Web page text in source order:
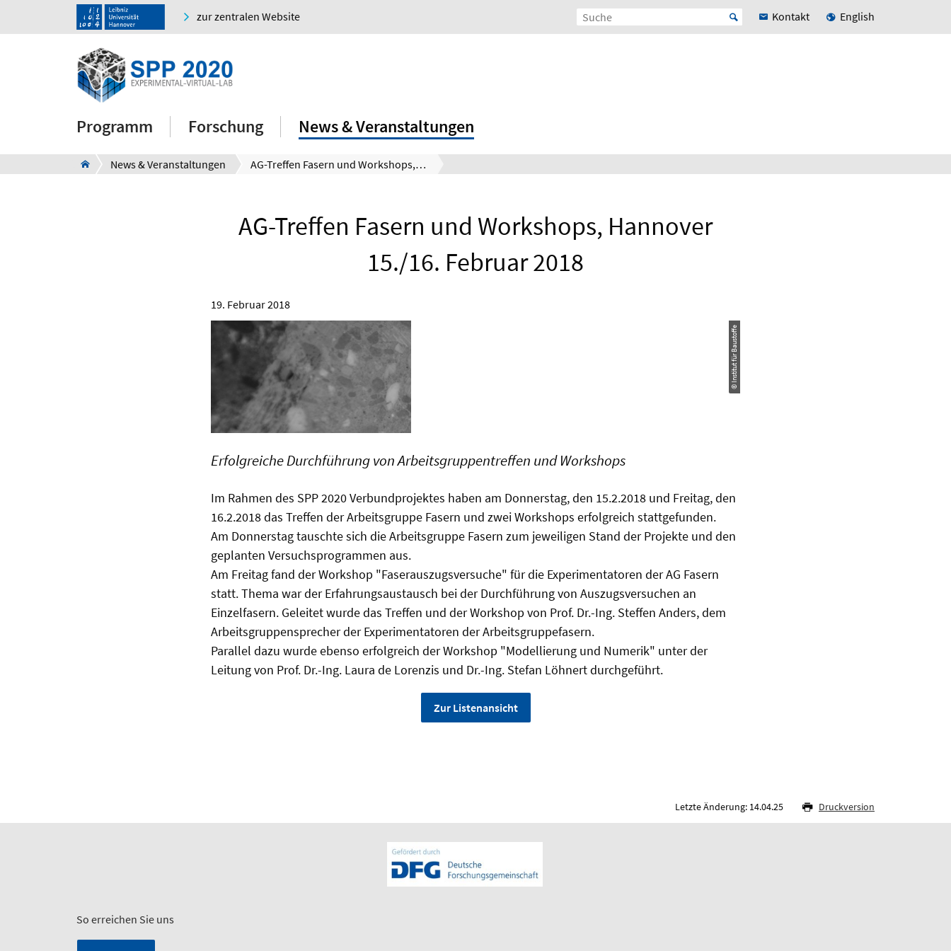
zur zentralen Website Kontakt English
Programm Forschung News & Veranstaltungen
News & Veranstaltungen AG-Treffen Fasern und Workshops, Hannover 15./16. Februar 2018
AG-Treffen Fasern und Workshops, Hannover
15./16. Februar 2018
19. Februar 2018
© Institut für Baustoffe
Erfolgreiche Durchführung von Arbeitsgruppentreffen und Workshops
Im Rahmen des SPP 2020 Verbundprojektes haben am Donnerstag, den 15.2.2018 und Freitag, den
16.2.2018 das Treffen der Arbeitsgruppe Fasern und zwei Workshops erfolgreich stattgefunden.
Am Donnerstag tauschte sich die Arbeitsgruppe Fasern zum jeweiligen Stand der Projekte und den
geplanten Versuchsprogrammen aus.
Am Freitag fand der Workshop "Faserauszugsversuche" für die Experimentatoren der AG Fasern
statt. Thema war der Erfahrungsaustausch bei der Durchführung von Auszugsversuchen an
Einzelfasern. Geleitet wurde das Treffen und der Workshop von Prof. Dr.-Ing. Steffen Anders, dem
Arbeitsgruppensprecher der Experimentatoren der Arbeitsgruppefasern.
Parallel dazu wurde ebenso erfolgreich der Workshop "Modellierung und Numerik" unter der
Leitung von Prof. Dr.-Ing. Laura de Lorenzis und Dr.-Ing. Stefan Löhnert durchgeführt.
Zur Listenansicht
Letzte Änderung: 14.04.25 Druckversion
So erreichen Sie uns